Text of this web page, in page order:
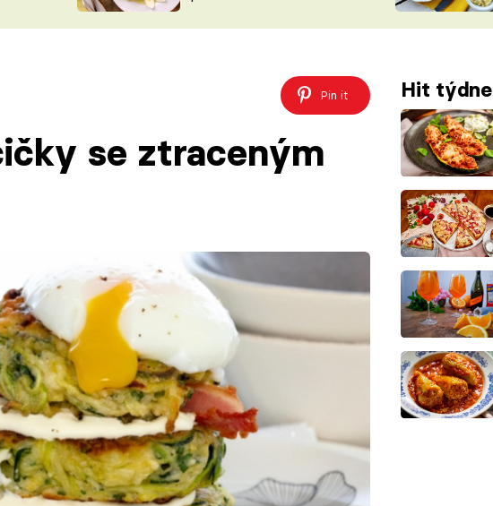
Pin it Hit týdne
se ztraceným